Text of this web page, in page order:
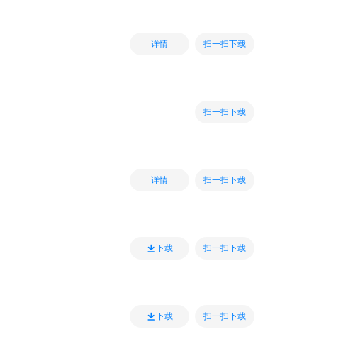
详情 扫一扫下载
扫一扫下载
详情 扫一扫下载
下载 扫一扫下载
下载 扫一扫下载